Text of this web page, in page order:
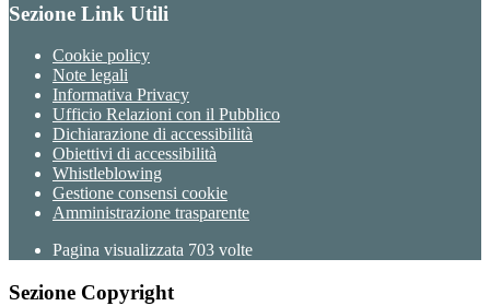
Sezione Link Utili
Cookie policy
Note legali
Informativa Privacy
Ufficio Relazioni con il Pubblico
Dichiarazione di accessibilità
Obiettivi di accessibilità
Whistleblowing
Gestione consensi cookie
Amministrazione trasparente
Pagina visualizzata 703 volte
Sezione Copyright